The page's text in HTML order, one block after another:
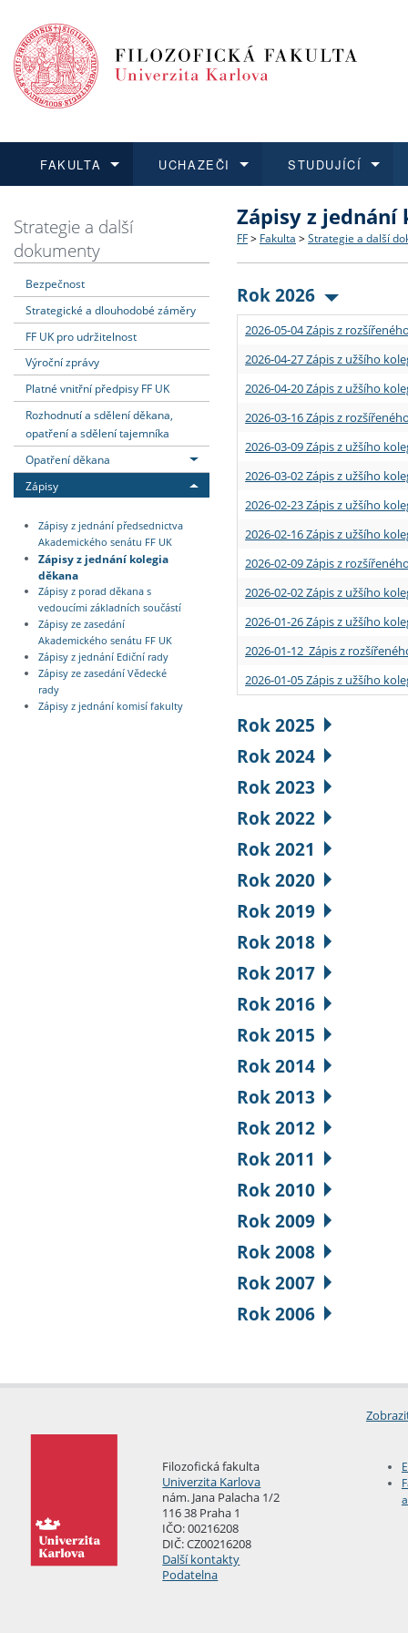
FAKULTA
Dozvědět se více
Struktura a historie
Strategie a další
Podpora a benefity pro
Absolventi fakulty
UCHAZEČI
Podat přihlášku
Co studovat a jak se
Učitelské studijní
Informace k průběhu
STUDUJÍCÍ
Dozvědět se více
Bakalářské a magisterské
Doktorské studium
Rigorózní řízení
Dozvědět se více
O vědě a výzkumu na FF
Akademické kvalifikace
Granty a projekty
Dozvědět se více
Aktuální nabídky a
Vyjíždějící studenti
Přijíždějící studenti
Vyjíždějící zaměstnanci
Strategie a další
dokumenty
Bezpečnost
Strategické a dlouhodobé záměry
FF UK pro udržitelnost
Výroční zprávy
Platné vnitřní předpisy FF UK
Rozhodnutí a sdělení děkana,
opatření a sdělení tajemníka
Opatření děkana
Zápisy
Zápisy z jednání předsednictva
Akademického senátu FF UK
Zápisy z jednání kolegia
děkana
Zápisy z porad děkana s
vedoucími základních součástí
Zápisy ze zasedání
Akademického senátu FF UK
Zápisy z jednání Ediční rady
Zápisy ze zasedání Vědecké
rady
Zápisy z jednání komisí fakulty
Zápisy z jednání
FF > Fakulta > Strategie a další
Rok 2026
2026-05-04 Zápis z
2026-04-27 Zápis z užšího
2026-04-20 Zápis z užšího
2026-03-16 Zápis z
2026-03-09 Zápis z užšího
2026-03-02 Zápis z užšího
2026-02-23 Zápis z užšího
2026-02-16 Zápis z užšího
2026-02-09 Zápis z
2026-02-02 Zápis z užšího
2026-01-26 Zápis z užšího
2026-01-12 Zápis z
2026-01-05 Zápis z užšího
Rok 2025
Rok 2024
Rok 2023
Rok 2022
Rok 2021
Rok 2020
Rok 2019
Rok 2018
Rok 2017
Rok 2016
Rok 2015
Rok 2014
Rok 2013
Rok 2012
Rok 2011
Rok 2010
Rok 2009
Rok 2008
Rok 2007
Rok 2006
Filozofická fakulta
Univerzita Karlova
nám. Jana Palacha 1/2
116 38 Praha 1
IČO: 00216208
DIČ: CZ00216208
Další kontakty
Podatelna